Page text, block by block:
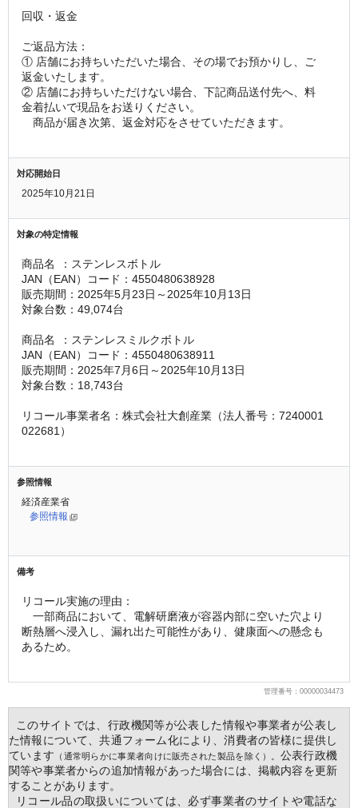
回収・返金
ご返品方法：
① 店舗にお持ちいただいた場合、その場でお預かりし、ご
返金いたします。
② 店舗にお持ちいただけない場合、下記商品送付先へ、料
金着払いで現品をお送りください。
商品が届き次第、返金対応をさせていただきます。
対応開始日
2025年10月21日
対象の特定情報
商品名	：ステンレスボトル
JAN（EAN）コード：4550480638928
販売期間：2025年5月23日～2025年10月13日
対象台数：49,074台
商品名	：ステンレスミルクボトル
JAN（EAN）コード：4550480638911
販売期間：2025年7月6日～2025年10月13日
対象台数：18,743台
リコール事業者名：株式会社大創産業（法人番号：7240001
022681）
参照情報
経済産業省
参照情報
備考
リコール実施の理由：
一部商品において、電解研磨液が容器内部に空いた穴より
断熱層へ浸入し、漏れ出た可能性があり、健康面への懸念も
あるため。
管理番号：00000034473
このサイトでは、行政機関等が公表した情報や事業者が公表し
た情報について、共通フォーム化により、消費者の皆様に提供し
ています
（通常明らかに事業者向けに販売された製品を除く）。 公表行政機
関等や事業者からの追加情報があった場合には、掲載内容を更新
することがあります。
リコール品の取扱いについては、必ず事業者のサイトや電話な